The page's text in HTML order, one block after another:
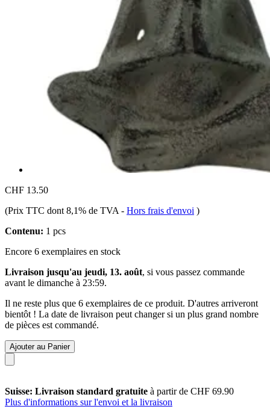
CHF 13.50
(Prix TTC dont 8,1% de TVA - Hors frais d'envoi )
Contenu: 1 pcs
Encore 6 exemplaires en stock
Livraison jusqu'au jeudi, 13. août, si vous passez commande
avant le dimanche à 23:59.
Il ne reste plus que 6 exemplaires de ce produit. D'autres arriveront
bientôt ! La date de livraison peut changer si un plus grand nombre
de pièces est commandé.
Ajouter au Panier
Suisse: Livraison standard gratuite à partir de CHF 69.90
Plus d'informations sur l'envoi et la livraison